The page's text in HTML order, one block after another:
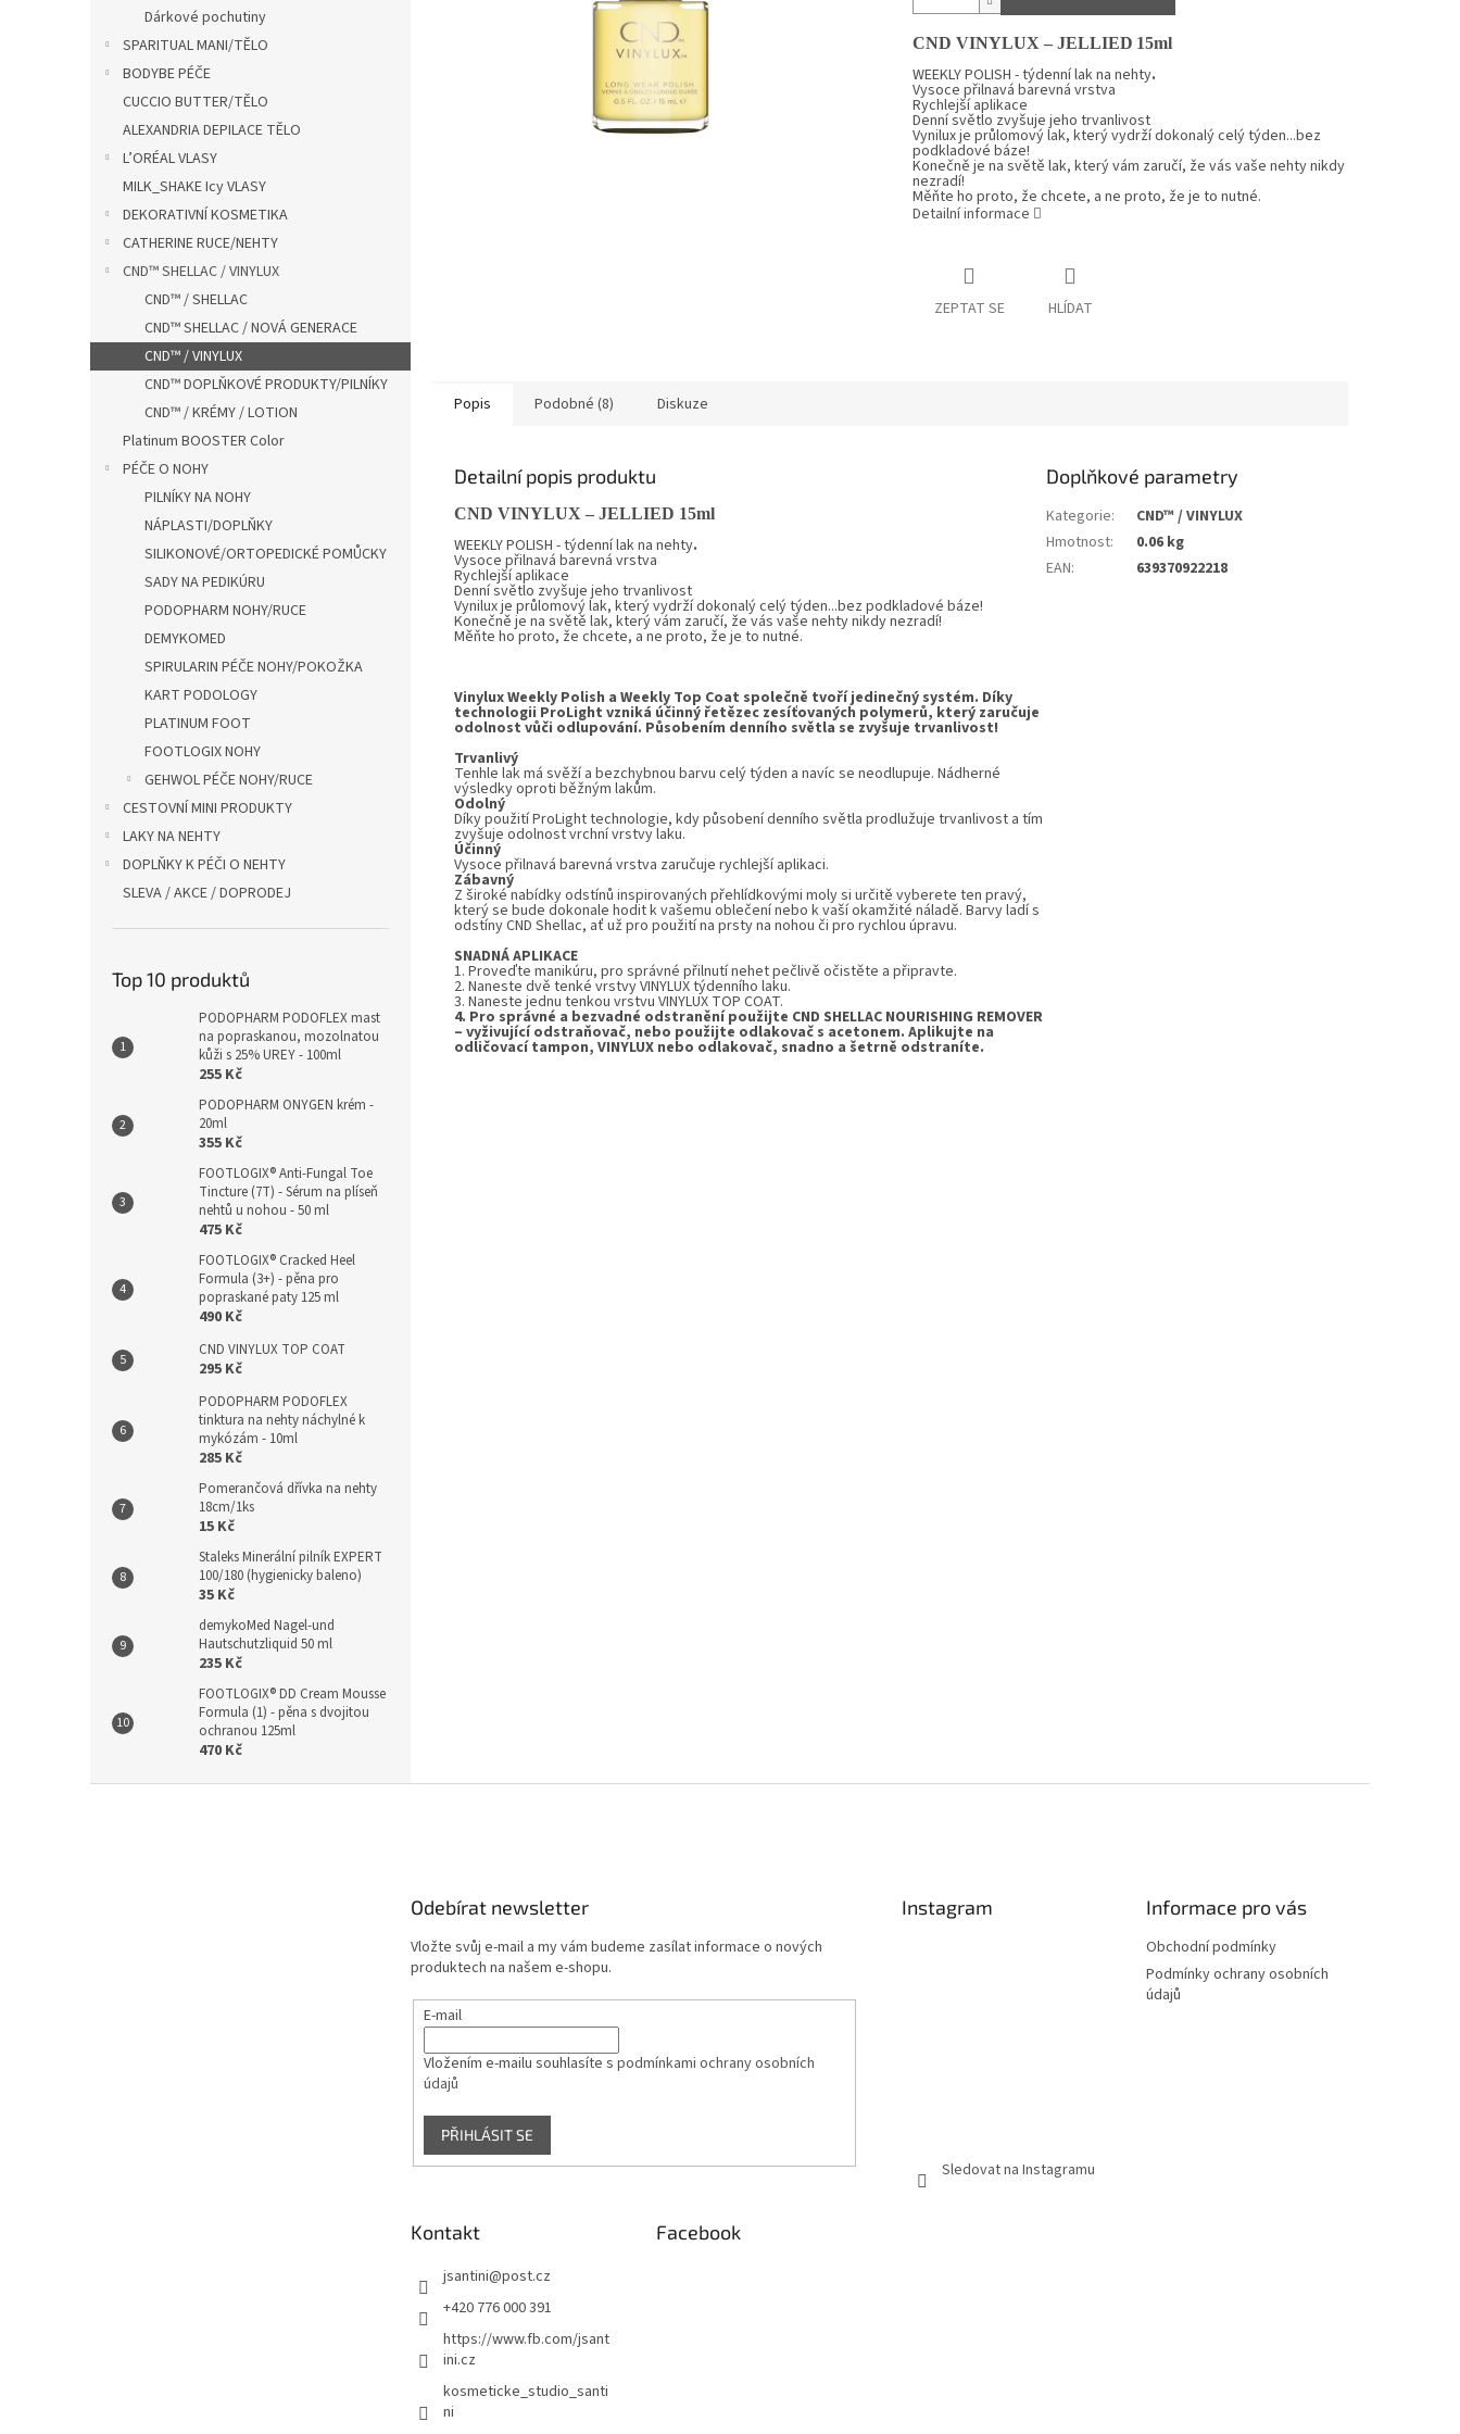
Dárkové pochutiny
SPARITUAL MANI/TĚLO
BODYBE PÉČE
CUCCIO BUTTER/TĚLO
ALEXANDRIA DEPILACE TĚLO
L’ORÉAL VLASY
MILK_SHAKE Icy VLASY
DEKORATIVNÍ KOSMETIKA
CATHERINE RUCE/NEHTY
CND™ SHELLAC / VINYLUX
CND™ / SHELLAC
CND™ SHELLAC / NOVÁ GENERACE
CND™ / VINYLUX
CND™ DOPLŇKOVÉ PRODUKTY/PILNÍKY
CND™ / KRÉMY / LOTION
Platinum BOOSTER Color
PÉČE O NOHY
PILNÍKY NA NOHY
NÁPLASTI/DOPLŇKY
SILIKONOVÉ/ORTOPEDICKÉ POMŮCKY
SADY NA PEDIKÚRU
PODOPHARM NOHY/RUCE
DEMYKOMED
SPIRULARIN PÉČE NOHY/POKOŽKA
KART PODOLOGY
PLATINUM FOOT
FOOTLOGIX NOHY
GEHWOL PÉČE NOHY/RUCE
CESTOVNÍ MINI PRODUKTY
LAKY NA NEHTY
DOPLŇKY K PÉČI O NEHTY
SLEVA / AKCE / DOPRODEJ
Top 10 produktů
PODOPHARM PODOFLEX mast
na popraskanou, mozolnatou
kůži s 25% UREY - 100ml
255 Kč
PODOPHARM ONYGEN krém -
20ml
355 Kč
FOOTLOGIX® Anti-Fungal Toe
Tincture (7T) - Sérum na plíseň
nehtů u nohou - 50 ml
475 Kč
FOOTLOGIX® Cracked Heel
Formula (3+) - pěna pro
popraskané paty 125 ml
490 Kč
CND VINYLUX TOP COAT
295 Kč
PODOPHARM PODOFLEX
tinktura na nehty náchylné k
mykózám - 10ml
285 Kč
Pomerančová dřívka na nehty
18cm/1ks
15 Kč
Staleks Minerální pilník EXPERT
100/180 (hygienicky baleno)
35 Kč
demykoMed Nagel-und
Hautschutzliquid 50 ml
235 Kč
FOOTLOGIX® DD Cream Mousse
Formula (1) - pěna s dvojitou
ochranou 125ml
470 Kč
CND VINYLUX – JELLIED 15ml
WEEKLY POLISH - týdenní lak na nehty.
Vysoce přilnavá barevná vrstva
Rychlejší aplikace
Denní světlo zvyšuje jeho trvanlivost
Vyniluxje průlomový lak, který vydrží dokonalý celý týden...bez
podkladové báze!
Konečně je na světě lak, který vám zaručí, že vás vaše nehty nikdy
nezradí!
Měňte ho proto, že chcete, a ne proto, že je to nutné.
Detailní informace
ZEPTAT SE HLÍDAT
Popis Podobné (8) Diskuze
Detailní popis produktu
CND VINYLUX – JELLIED 15ml
WEEKLY POLISH - týdenní lak na nehty.
Vysoce přilnavá barevná vrstva
Rychlejší aplikace
Denní světlo zvyšuje jeho trvanlivost
Vyniluxje průlomový lak, který vydrží dokonalý celý týden...bez podkladové báze!
Konečně je na světě lak, který vám zaručí, že vás vaše nehty nikdy nezradí!
Měňte ho proto, že chcete, a ne proto, že je to nutné.
Vinylux Weekly Polish a Weekly Top Coat společně tvoří jedinečný systém. Díky
technologii ProLight vzniká účinný řetězec zesíťovaných polymerů, který zaručuje
odolnost vůči odlupování. Působením denního světla se zvyšuje trvanlivost!
Trvanlivý
Tenhle lak má svěží a bezchybnou barvu celý týden a navíc se neodlupuje. Nádherné
výsledky oproti běžným lakům.
Odolný
Díky použití ProLight technologie, kdy působení denního světla prodlužuje trvanlivost a tím
zvyšuje odolnost vrchní vrstvy laku.
Účinný
Vysoce přilnavá barevná vrstva zaručuje rychlejší aplikaci.
Zábavný
Z široké nabídky odstínů inspirovaných přehlídkovými moly si určitě vyberete ten pravý,
který se bude dokonale hodit k vašemu oblečení nebo k vaší okamžité náladě. Barvy ladí s
odstíny CND Shellac, ať už pro použití na prsty na nohou či pro rychlou úpravu.
SNADNÁ APLIKACE
1. Proveďte manikúru, pro správné přilnutí nehet pečlivě očistěte a připravte.
2. Naneste dvě tenké vrstvy VINYLUX týdenního laku.
3. Naneste jednu tenkou vrstvu VINYLUX TOP COAT.
4. Pro správné a bezvadné odstranění použijte CND SHELLAC NOURISHING REMOVER
– vyživující odstraňovač, nebo použijte odlakovač s acetonem. Aplikujte na
odličovací tampon, VINYLUX nebo odlakovač, snadno a šetrně odstraníte.
Doplňkové parametry
Kategorie:
CND™ / VINYLUX
Hmotnost:
0.06 kg
EAN: 639370922218
Odebírat newsletter
Vložte svůj e-mail a my vám budeme zasílat informace o nových
produktech na našem e-shopu.
E-mail
Vložením e-mailu souhlasíte s podmínkami ochrany osobních
údajů
PŘIHLÁSIT SE
Instagram
Sledovat na Instagramu
Informace pro vás
Obchodní podmínky
Podmínky ochrany osobních
údajů
Kontakt
jsantini@post.cz
+420 776 000 391
https://www.fb.com/jsant
ini.cz
kosmeticke_studio_santi
ni
Facebook